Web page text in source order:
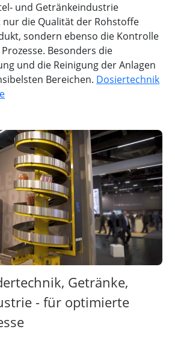
und Getränkeindustrie
die Qualität der Rohstoffe
sondern ebenso die Kontrolle
Besonders die
und die Reinigung der Anlagen
Bereichen. Dosiertechnik
Getränke,
- für optimierte